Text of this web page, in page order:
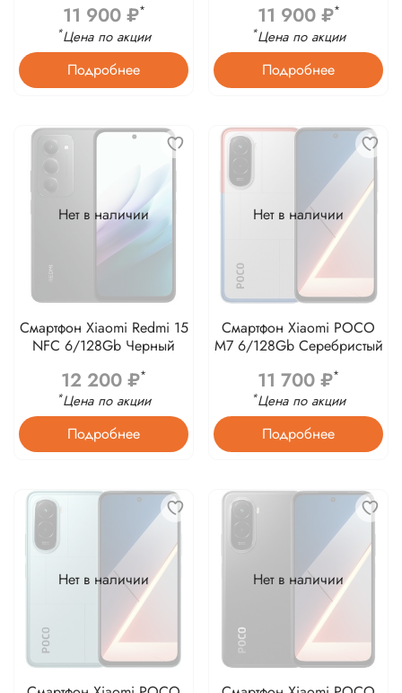
11 900 ₽*
*Цена по акции
Подробнее
11 900 ₽*
*Цена по акции
Подробнее
Нет в наличии
Смартфон Xiaomi Redmi 15
NFC 6/128Gb Черный
12 200 ₽*
*Цена по акции
Подробнее
Нет в наличии
Смартфон Xiaomi POCO
M7 6/128Gb Серебристый
11 700 ₽*
*Цена по акции
Подробнее
Нет в наличии Нет в наличии